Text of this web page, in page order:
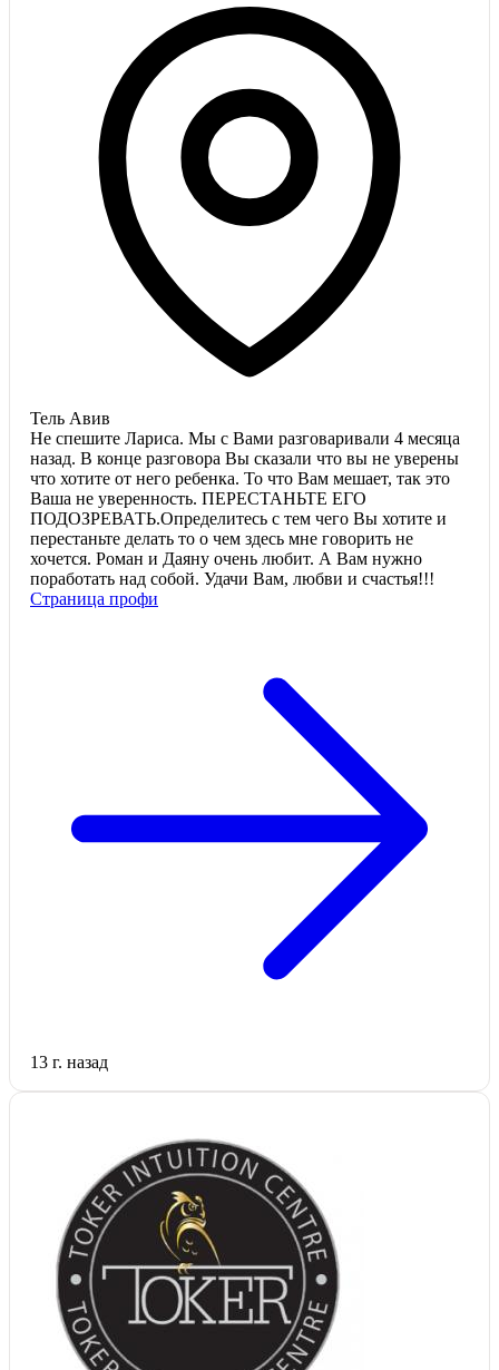
Тель Авив
Не спешите Лариса. Мы с Вами разговаривали 4 месяца
назад. В конце разговора Вы сказали что вы не уверены
что хотите от него ребенка. То что Вам мешает, так это
Ваша не уверенность. ПЕРЕСТАНЬТЕ ЕГО
ПОДОЗРЕВАТЬ.Определитесь с тем чего Вы хотите и
перестаньте делать то о чем здесь мне говорить не
хочется. Роман и Даяну очень любит. А Вам нужно
поработать над собой. Удачи Вам, любви и счастья!!!
Страница профи
13 г. назад